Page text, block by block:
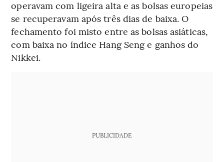
operavam com ligeira alta e as bolsas europeias
se recuperavam após três dias de baixa. O
fechamento foi misto entre as bolsas asiáticas,
com baixa no índice Hang Seng e ganhos do
Nikkei.
PUBLICIDADE